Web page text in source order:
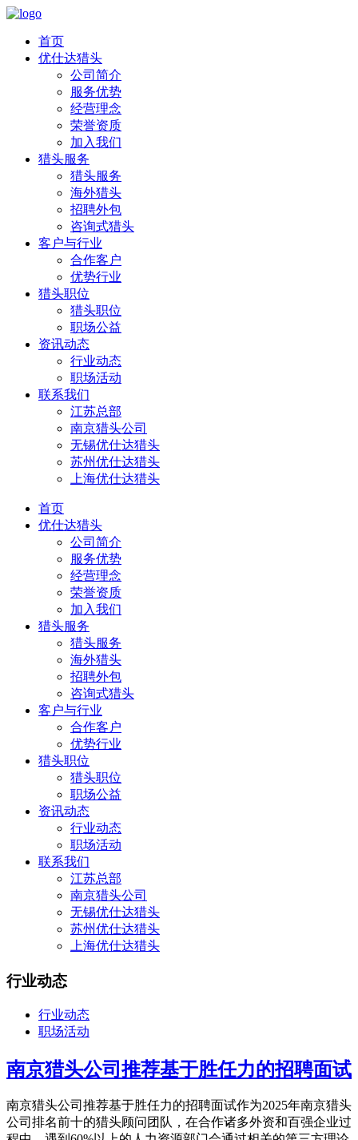
首页
优仕达猎头
公司简介
服务优势
经营理念
荣誉资质
加入我们
猎头服务
猎头服务
海外猎头
招聘外包
咨询式猎头
客户与行业
合作客户
优势行业
猎头职位
猎头职位
职场公益
资讯动态
行业动态
职场活动
联系我们
江苏总部
南京猎头公司
无锡优仕达猎头
苏州优仕达猎头
上海优仕达猎头
首页
优仕达猎头
公司简介
服务优势
经营理念
荣誉资质
加入我们
猎头服务
猎头服务
海外猎头
招聘外包
咨询式猎头
客户与行业
合作客户
优势行业
猎头职位
猎头职位
职场公益
资讯动态
行业动态
职场活动
联系我们
江苏总部
南京猎头公司
无锡优仕达猎头
苏州优仕达猎头
上海优仕达猎头
行业动态
行业动态
职场活动
南京猎头公司推荐基于胜任力的招聘面试
南京猎头公司推荐基于胜任力的招聘面试作为2025年南京猎头
公司排名前十的猎头顾问团队，在合作诸多外资和百强企业过